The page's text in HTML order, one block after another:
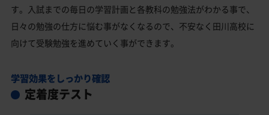
す。入試までの毎日の学習計画と各教科の勉強法がわかる事で、
日々の勉強の仕方に悩む事がなくなるので、不安なく田川高校に
向けて受験勉強を進めていく事ができます。
学習効果をしっかり確認
定着度テスト